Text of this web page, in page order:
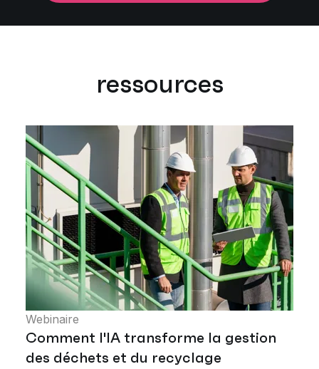
ressources
Webinaire
Comment l'IA transforme la gestion
des déchets et du recyclage